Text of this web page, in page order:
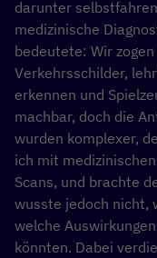
darunter
medizinische
bedeutete: Wir
Verkehrsschilder,
erkennen und
machbar, doch die
wurden komplexer,
ich mit
Scans, und brachte
wusste jedoch nicht,
welche
könnten. Dabei